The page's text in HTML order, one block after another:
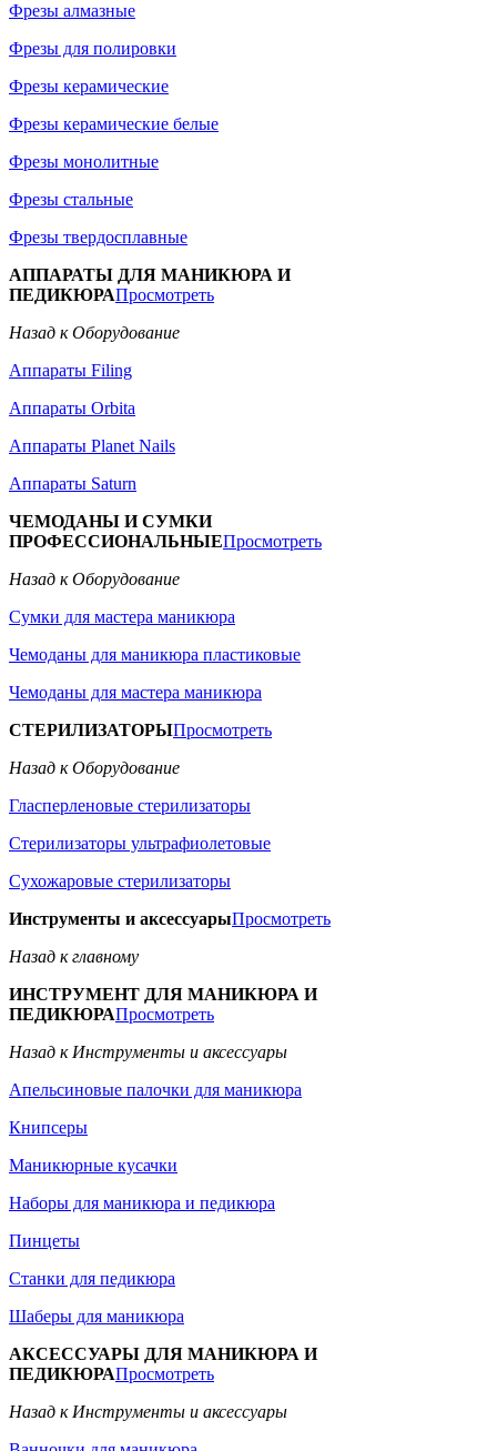
Фрезы алмазные
Фрезы для полировки
Фрезы керамические
Фрезы керамические белые
Фрезы монолитные
Фрезы стальные
Фрезы твердосплавные
АППАРАТЫ ДЛЯ МАНИКЮРА И
ПЕДИКЮРАПросмотреть
Назад к Оборудование
Аппараты Filing
Аппараты Orbita
Аппараты Planet Nails
Аппараты Saturn
ЧЕМОДАНЫ И СУМКИ
ПРОФЕССИОНАЛЬНЫЕПросмотреть
Назад к Оборудование
Сумки для мастера маникюра
Чемоданы для маникюра пластиковые
Чемоданы для мастера маникюра
СТЕРИЛИЗАТОРЫПросмотреть
Назад к Оборудование
Гласперленовые стерилизаторы
Стерилизаторы ультрафиолетовые
Сухожаровые стерилизаторы
Инструменты и аксессуарыПросмотреть
Назад к главному
ИНСТРУМЕНТ ДЛЯ МАНИКЮРА И
ПЕДИКЮРАПросмотреть
Назад к Инструменты и аксессуары
Апельсиновые палочки для маникюра
Книпсеры
Маникюрные кусачки
Наборы для маникюра и педикюра
Пинцеты
Станки для педикюра
Шаберы для маникюра
АКСЕССУАРЫ ДЛЯ МАНИКЮРА И
ПЕДИКЮРАПросмотреть
Назад к Инструменты и аксессуары